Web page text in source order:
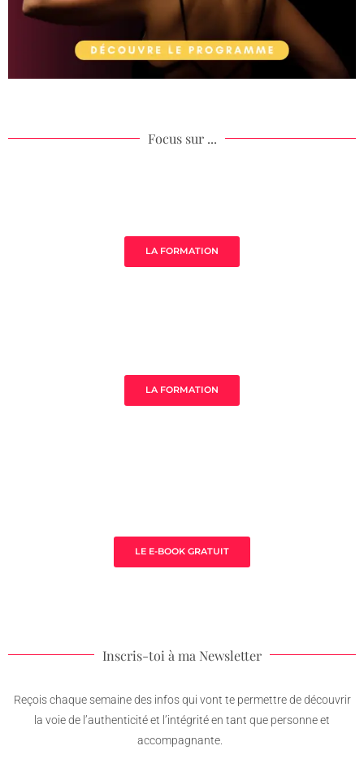
Focus sur ...
LA FORMATION
LA FORMATION
LE E-BOOK GRATUIT
Inscris-toi à ma Newsletter
Reçois chaque semaine des infos qui vont te permettre de découvrir
la voie de l’authenticité et l’intégrité en tant que personne et
accompagnante.